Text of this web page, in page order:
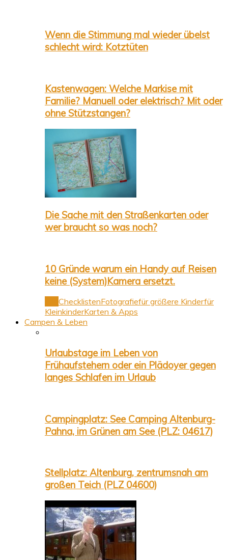
Wenn die Stimmung mal wieder übelst
schlecht wird: Kotztüten
Kastenwagen: Welche Markise mit
Familie? Manuell oder elektrisch? Mit oder
ohne Stützstangen?
Die Sache mit den Straßenkarten oder
wer braucht so was noch?
10 Gründe warum ein Handy auf Reisen
keine (System)Kamera ersetzt.
ChecklistenFotografiefür größere Kinderfür
KleinkinderKarten & Apps
Campen & Leben
Urlaubstage im Leben von
Frühaufstehern oder ein Plädoyer gegen
langes Schlafen im Urlaub
Campingplatz: See Camping Altenburg-
Pahna, im Grünen am See (PLZ: 04617)
Stellplatz: Altenburg, zentrumsnah am
großen Teich (PLZ 04600)